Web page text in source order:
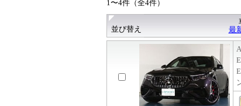
1〜4件（全4件）
並び替え
最